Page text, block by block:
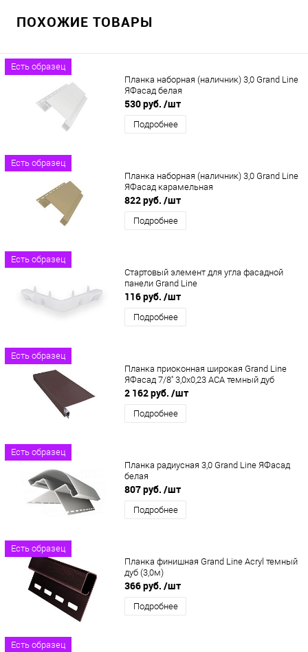
ПОХОЖИЕ ТОВАРЫ
Есть образец
Планка наборная (наличник) 3,0 Grand Line
ЯФасад белая
530 руб. /шт
Подробнее
Есть образец
Планка наборная (наличник) 3,0 Grand Line
ЯФасад карамельная
822 руб. /шт
Подробнее
Есть образец
Стартовый элемент для угла фасадной
панели Grand Line
116 руб. /шт
Подробнее
Есть образец
Планка приоконная широкая Grand Line
ЯФасад 7/8'' 3,0х0,23 АСА темный дуб
2 162 руб. /шт
Подробнее
Есть образец
Планка радиусная 3,0 Grand Line ЯФасад
белая
807 руб. /шт
Подробнее
Есть образец
Планка финишная Grand Line Acryl темный
дуб (3,0м)
366 руб. /шт
Подробнее
Есть образец